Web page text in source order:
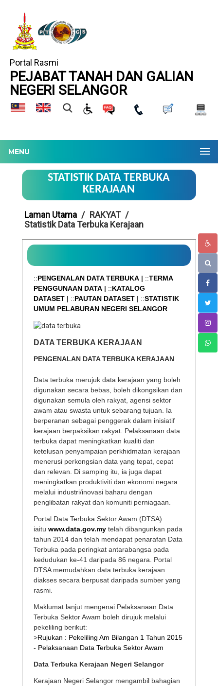
Portal Rasmi
PEJABAT TANAH DAN GALIAN
NEGERI SELANGOR
MENU
STATISTIK DATA TERBUKA
KERAJAAN
Laman Utama
RAKYAT
Statistik Data Terbuka Kerajaan
::PENGENALAN DATA TERBUKA| ::TERMA
PENGGUNAAN DATA| ::KATALOG
DATASET| ::PAUTAN DATASET| ::STATISTIK
UMUM PELABURAN NEGERI SELANGOR
DATA TERBUKA KERAJAAN
PENGENALAN DATA TERBUKA KERAJAAN
Data terbuka merujuk data kerajaan yang boleh
digunakan secara bebas, boleh dikongsikan dan
digunakan semula oleh rakyat, agensi sektor
awam atau swasta untuk sebarang tujuan. Ia
berperanan sebagai penggerak dalam inisiatif
kerajaan berpaksikan rakyat. Pelaksanaan data
terbuka dapat meningkatkan kualiti dan
ketelusan penyampaian perkhidmatan kerajaan
menerusi perkongsian data yang tepat, cepat
dan relevan. Di samping itu, ia juga dapat
meningkatkan produktiviti dan ekonomi negara
melalui industri/inovasi baharu dengan
penglibatan rakyat dan komuniti perniagaan.
Portal Data Terbuka Sektor Awam (DTSA)
iaitu www.data.gov.mytelah dibangunkan pada
tahun 2014 dan telah mendapat penarafan Data
Terbuka pada peringkat antarabangsa pada
kedudukan ke-41 daripada 86 negara. Portal
DTSA memudahkan data terbuka kerajaan
diakses secara berpusat daripada sumber yang
rasmi.
Maklumat lanjut mengenai Pelaksanaan Data
Terbuka Sektor Awam boleh dirujuk melalui
pekeliling berikut:
>Rujukan : Pekeliling Am Bilangan 1 Tahun 2015
- Pelaksanaan Data Terbuka Sektor Awam
Data Terbuka Kerajaan Negeri Selangor
Kerajaan Negeri Selangor mengambil bahagian